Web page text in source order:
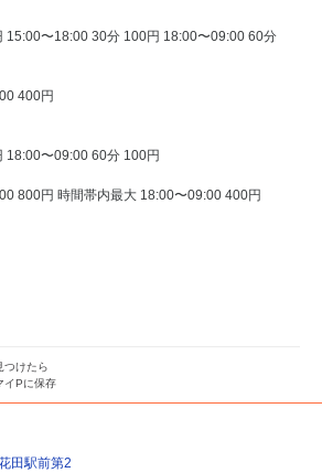
15:00〜18:00 30分 100円 18:00〜09:00 60分
400円
〜09:00 60分 100円
800円 時間帯内最大 18:00〜09:00 400円
つけたら
イPに保存
田駅前第2